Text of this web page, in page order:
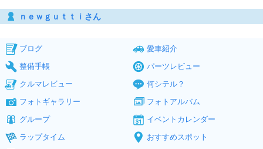
ｎｅｗｇｕｔｔｉさん
ブログ
愛車紹介
整備手帳
パーツレビュー
クルマレビュー
何シテル？
フォトギャラリー
フォトアルバム
グループ
イベントカレンダー
ラップタイム
おすすめスポット